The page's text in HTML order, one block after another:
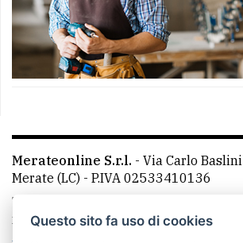
Merateonline S.r.l. - Via Carlo
Merate (LC) - P.IVA 02533410136
Telefono:
mail: redazione@merateonline.it
Questo sito fa uso di cookies